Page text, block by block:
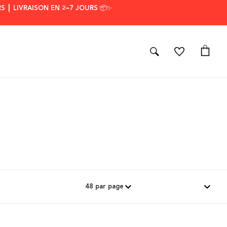
┃ LIVRAISON EN 2–7 JOURS 📦✨